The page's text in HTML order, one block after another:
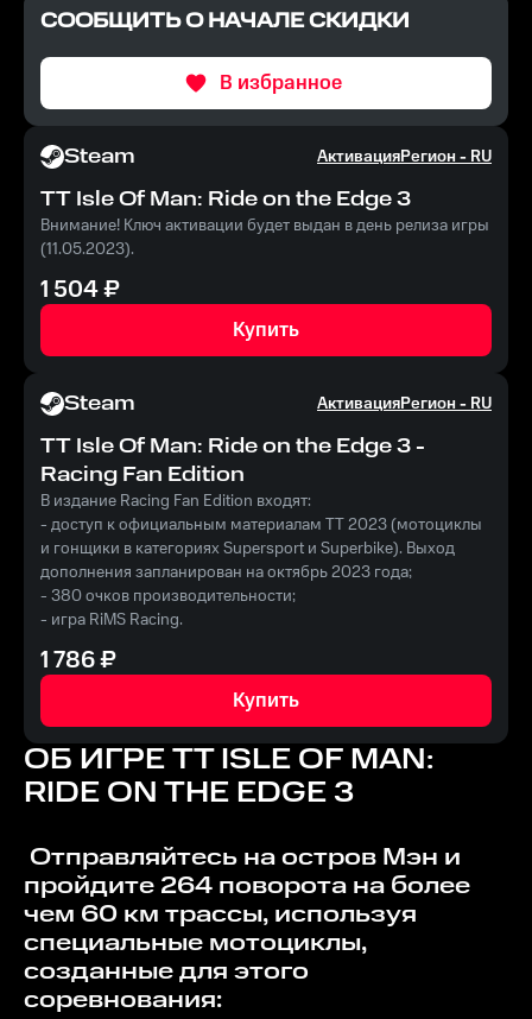
СООБЩИТЬ О НАЧАЛЕ СКИДКИ
В избранное
Steam АктивацияРегион -RU
TT Isle Of Man: Ride on the Edge 3
Внимание! Ключ активации будет выдан в день релиза игры
(11.05.2023).
1 504₽
Купить
Steam АктивацияРегион -RU
TT Isle Of Man: Ride on the Edge 3 -
Racing Fan Edition
В издание Racing Fan Edition входят:
- доступ к официальным материалам TT 2023 (мотоциклы
и гонщики в категориях Supersport и Superbike). Выход
дополнения запланирован на октябрь 2023 года;
- 380 очков производительности;
- игра RiMS Racing.
1 786₽
Купить
ОБ ИГРЕTT ISLE OF MAN:
RIDE ON THE EDGE 3
Отправляйтесь на остров Мэн и
пройдите 264 поворота на более
чем 60 км трассы, используя
специальные мотоциклы,
созданные для этого
соревнования: